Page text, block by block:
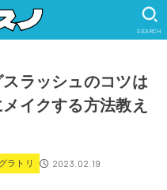
SEARCH
スラッシュのコツは
イクする方法教え
グラトリ
2023.02.19